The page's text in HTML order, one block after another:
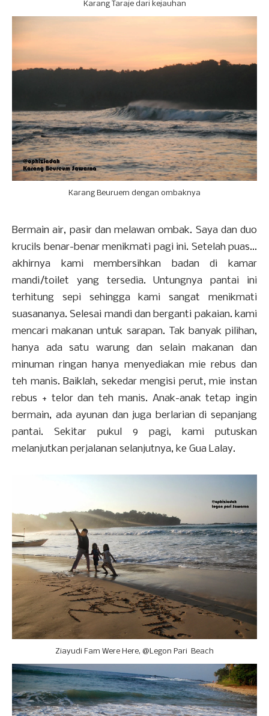
Karang Taraje dari kejauhan
Karang Beuruem dengan ombaknya
Bermain air, pasir dan melawan ombak. Saya dan duo
krucils benar-benar menikmati pagi ini. Setelah puas...
akhirnya kami membersihkan badan di kamar
mandi/toilet yang tersedia. Untungnya pantai ini
terhitung sepi sehingga kami sangat menikmati
suasananya. Selesai mandi dan berganti pakaian. kami
mencari makanan untuk sarapan. Tak banyak pilihan,
hanya ada satu warung dan selain makanan dan
minuman ringan hanya menyediakan mie rebus dan
teh manis. Baiklah, sekedar mengisi perut, mie instan
rebus + telor dan teh manis. Anak-anak tetap ingin
bermain, ada ayunan dan juga berlarian di sepanjang
pantai. Sekitar pukul 9 pagi, kami putuskan
melanjutkan perjalanan selanjutnya, ke Gua Lalay.
Ziayudi Fam Were Here, @ Legon Pari Beach